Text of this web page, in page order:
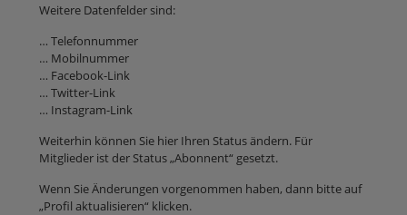
Weitere Datenfelder sind:
… Telefonnummer
… Mobilnummer
… Facebook-Link
… Twitter-Link
… Instagram-Link
Weiterhin können Sie hier Ihren Status ändern. Für
Mitglieder ist der Status „Abonnent“ gesetzt.
Wenn Sie Änderungen vorgenommen haben, dann bitte auf
„Profil aktualisieren“ klicken.